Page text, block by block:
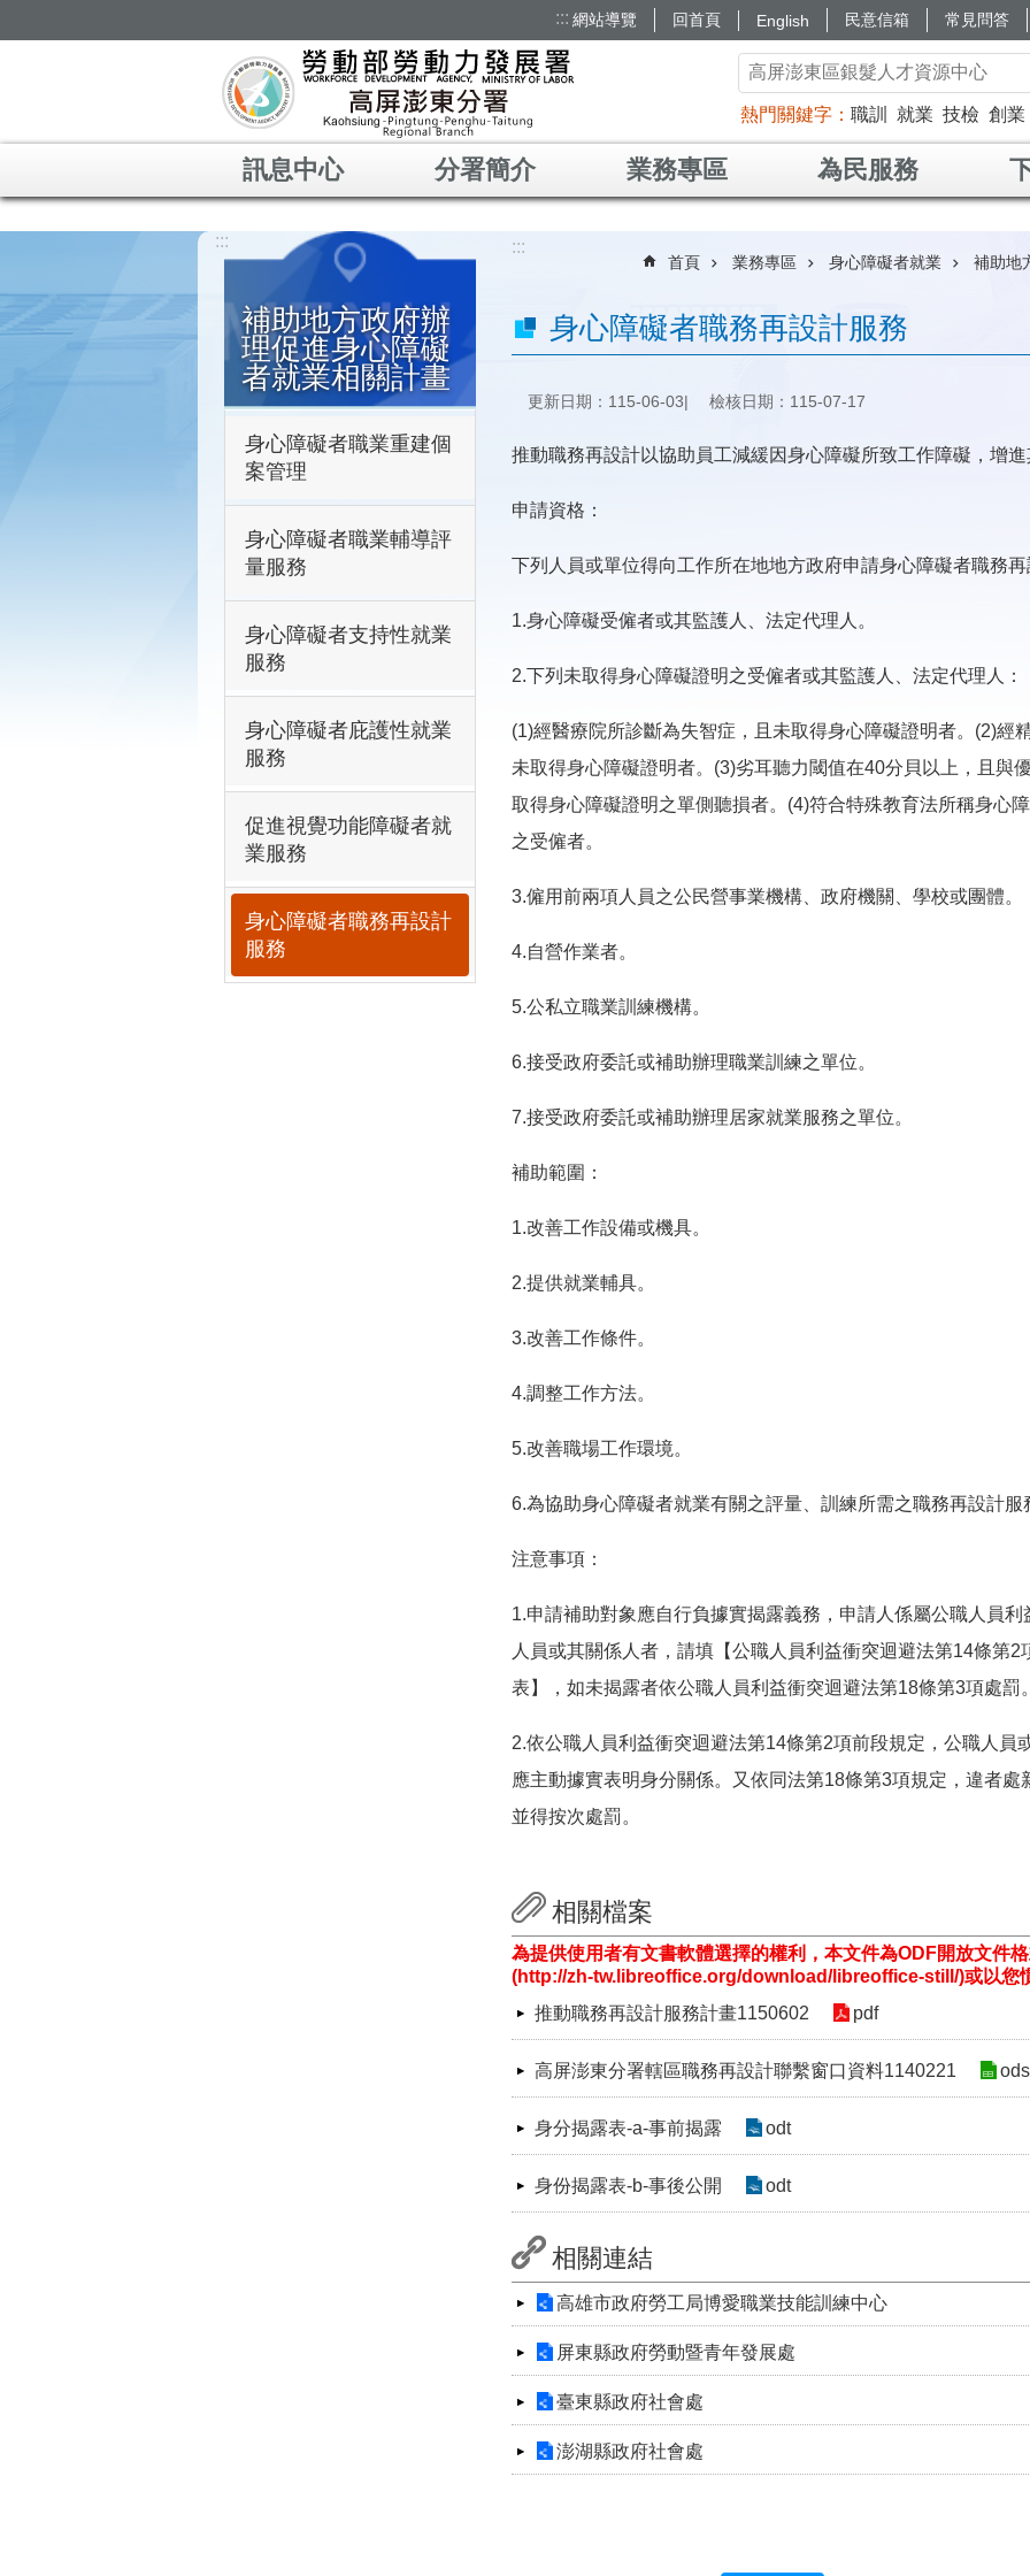
::: 網站導覽 回首頁 English 民意信箱 常見問答
熱門關鍵字 職訓 就業 技檢 創業
訊息中心 分署簡介 業務專區 為民服務
:::
補助地方政府辦
理促進身心障礙
者就業相關計畫
身心障礙者職業重建個
案管理
身心障礙者職業輔導評
量服務
身心障礙者支持性就業
服務
身心障礙者庇護性就業
服務
促進視覺功能障礙者就
業服務
身心障礙者職務再設計
服務
:::
首頁 業務專區 身心障礙者就業 補助地
身心障礙者職務再設計服務
更新日期：115-06-03 檢核日期：115-07-17
推動職務再設計以協助員工減緩因身心障礙所致工作障礙，增
申請資格：
下列人員或單位得向工作所在地地方政府申請身心障礙者職務
1.身心障礙受僱者或其監護人、法定代理人。
2.下列未取得身心障礙證明之受僱者或其監護人、法定代理人：
(1)經醫療院所診斷為失智症，且未取得身心障礙證明者。(2)經
未取得身心障礙證明者。(3)劣耳聽力閾值在40分貝以上，且與
取得身心障礙證明之單側聽損者。(4)符合特殊教育法所稱身心
之受僱者。
3.僱用前兩項人員之公民營事業機構、政府機關、學校或團體。
4.自營作業者。
5.公私立職業訓練機構。
6.接受政府委託或補助辦理職業訓練之單位。
7.接受政府委託或補助辦理居家就業服務之單位。
補助範圍：
1.改善工作設備或機具。
2.提供就業輔具。
3.改善工作條件。
4.調整工作方法。
5.改善職場工作環境。
6.為協助身心障礙者就業有關之評量、訓練所需之職務再設計服
注意事項：
1.申請補助對象應自行負據實揭露義務，申請人係屬公職人員
人員或其關係人者，請填【公職人員利益衝突迴避法第14條第
表】，如未揭露者依公職人員利益衝突迴避法第18條第3項處罰
2.依公職人員利益衝突迴避法第14條第2項前段規定，公職人員
應主動據實表明身分關係。又依同法第18條第3項規定，違者
並得按次處罰。
相關檔案
為提供使用者有文書軟體選擇的權利，本文件為ODF開放文件
(http://zh-tw.libreoffice.org/download/libreoffice-still/)或以您
推動職務再設計服務計畫1150602
pdf
高屏澎東分署轄區職務再設計聯繫窗口資料1140221 ods
身分揭露表-a-事前揭露 odt
身份揭露表-b-事後公開 odt
相關連結
高雄市政府勞工局博愛職業技能訓練中心
屏東縣政府勞動暨青年發展處
臺東縣政府社會處
澎湖縣政府社會處